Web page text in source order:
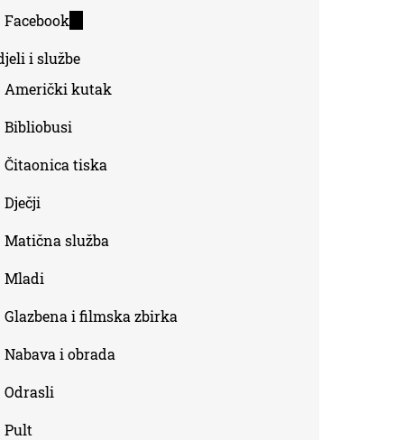
external)
Facebook
external)
i službe
Američki kutak
Bibliobusi
Čitaonica tiska
Dječji
Matična služba
Mladi
Glazbena i filmska zbirka
Nabava i obrada
Odrasli
Pult